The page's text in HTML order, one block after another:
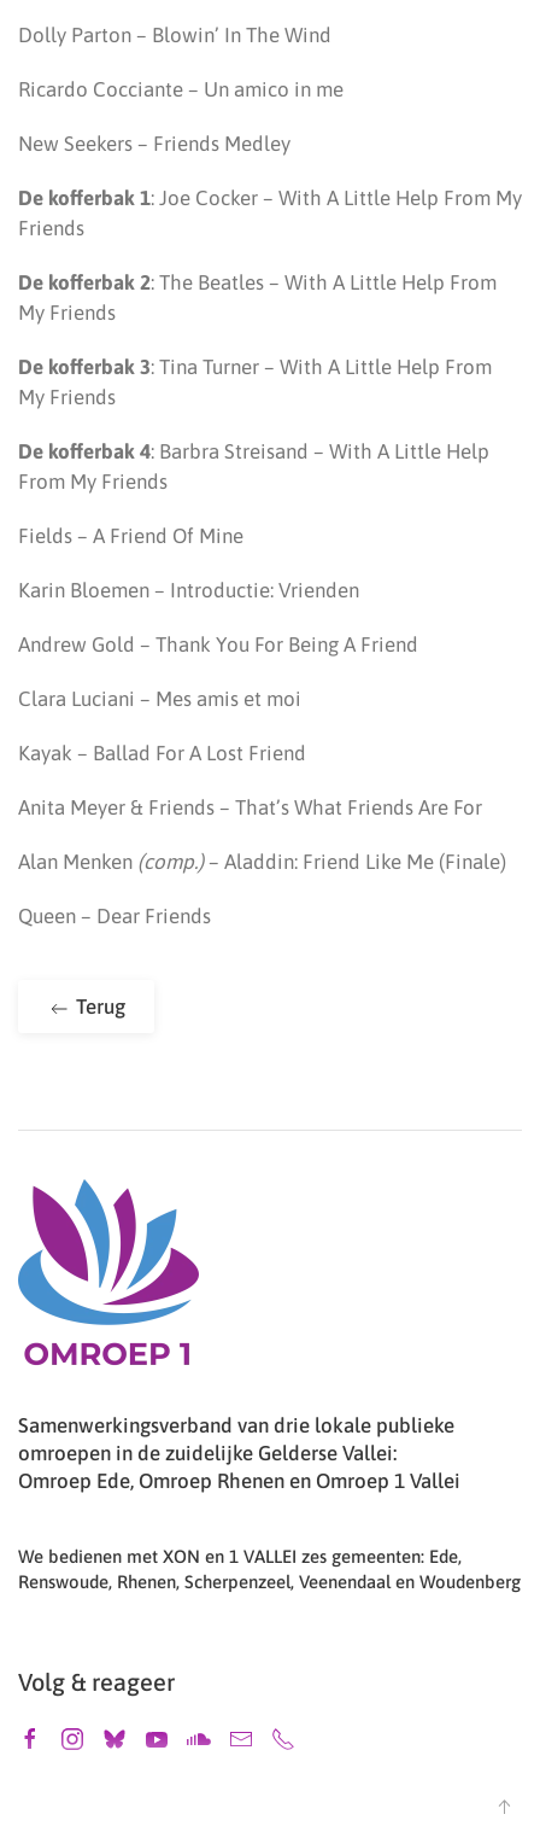
Dolly Parton – Blowin’ In The Wind
Ricardo Cocciante – Un amico in me
New Seekers – Friends Medley
De kofferbak 1: Joe Cocker – With A Little Help From My
Friends
De kofferbak 2: The Beatles – With A Little Help From
My Friends
De kofferbak 3: Tina Turner – With A Little Help From
My Friends
De kofferbak 4: Barbra Streisand – With A Little Help
From My Friends
Fields – A Friend Of Mine
Karin Bloemen – Introductie: Vrienden
Andrew Gold – Thank You For Being A Friend
Clara Luciani – Mes amis et moi
Kayak – Ballad For A Lost Friend
Anita Meyer & Friends – That’s What Friends Are For
Alan Menken (comp.)– Aladdin: Friend Like Me (Finale)
Queen – Dear Friends
Terug
Samenwerkingsverband van drie lokale publieke
omroepen in de zuidelijke Gelderse Vallei:
Omroep Ede, Omroep Rhenen en Omroep 1 Vallei
We bedienen met XON en 1 VALLEI zes gemeenten: Ede,
Renswoude, Rhenen, Scherpenzeel, Veenendaal en Woudenberg
Volg & reageer